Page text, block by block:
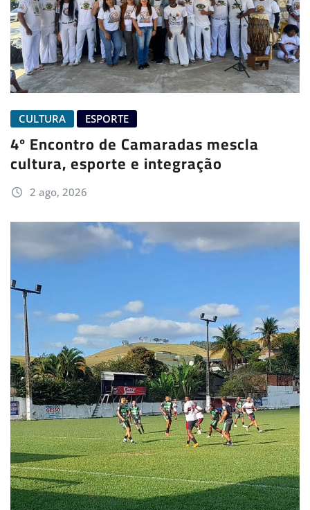
CULTURA ESPORTE
4º Encontro de Camaradas mescla
cultura, esporte e integração
2 ago, 2026